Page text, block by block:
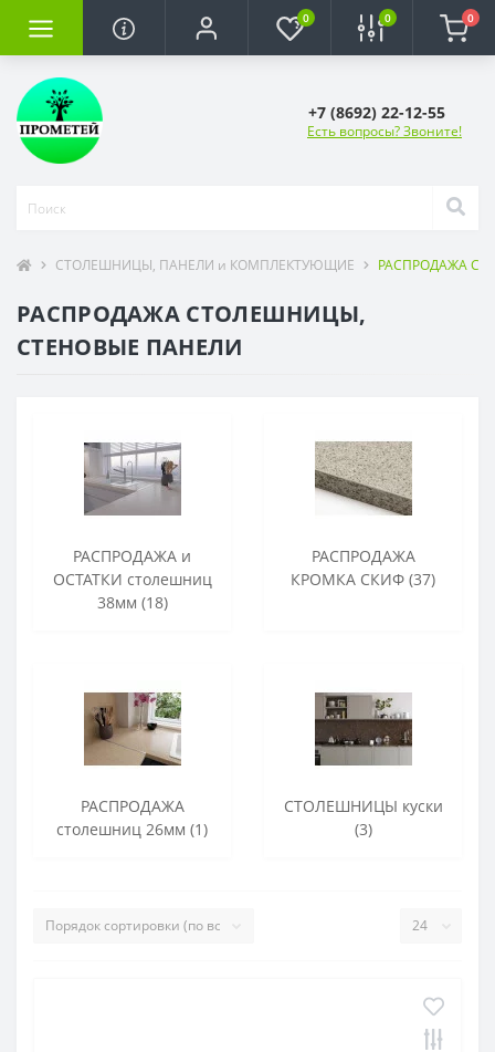
0 0 0
+7 (8692) 22-12-55
Есть вопросы? Звоните!
СТОЛЕШНИЦЫ, ПАНЕЛИ и КОМПЛЕКТУЮЩИЕ РАСПРОДАЖА
РАСПРОДАЖА СТОЛЕШНИЦЫ,
СТЕНОВЫЕ ПАНЕЛИ
РАСПРОДАЖА и
ОСТАТКИ столешниц
38мм (18)
РАСПРОДАЖА
КРОМКА СКИФ (37)
РАСПРОДАЖА
столешниц 26мм (1)
СТОЛЕШНИЦЫ куски
(3)